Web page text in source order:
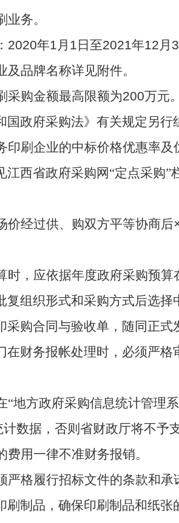
务。
年1月1日至2021年12月
品牌名称详见附件。
采购金额最高限额为200万元
政府采购法》有关规定另行
刷企业的中标价格优惠率及
江西省政府采购网“定点采购”
价经过供、购双方平等协商后
，应依据年度政府采购预算
组织形式和采购方式后选择
购合同与验收单，随同正式
财务报帐处理时，必须严格
“地方政府采购信息统计管理
数据，否则省财政厅将不予支
用一律不准财务报销。
严格履行招标文件的条款和承
制品，确保印刷制品和纸张